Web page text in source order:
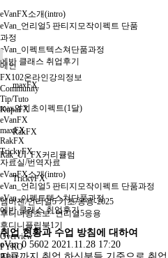
eVanFX소개(intro)
eVan_언리얼5 판티지모작이펙트 단품
과정
eVan_이펙트텍스쳐단품과정
에반 클래스 취업후기
maxFX
max의기초이펙트(1달)
RakFX
Rak_UI_FX커리큘럼
TrickyFX
엠버젠/언리얼5 기초/응용-2025
후디니왕초보~언리얼5응용
후디니플립북1기
Overview
PYRO
메인
FX102온라인강의정보
Community
Tip/Tuto
KupaFX
eVanFX
maxFX
RakFX
TrickyFX
자료실/번역자료
eVanFX소개(intro)
eVan_언리얼5 판티지모작이펙트 단품과정
eVan_이펙트텍스쳐단품과정
에반 클래스 취업후기
취업 현황과 수업 방침에 대하여
eVan 0 5602 2021.11.28 17:20